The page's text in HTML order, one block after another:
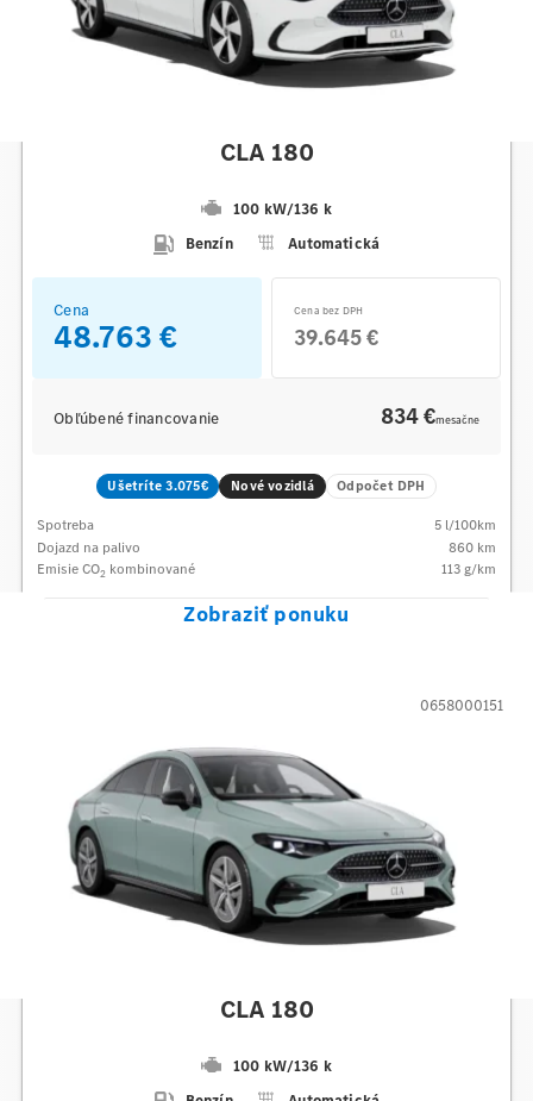
CLA 180
100 kW/136 k
Benzín
Automatická
Cena
48.763 €
Cena bez DPH
39.645 €
Obľúbené financovanie 834 €mesačne
Ušetríte 3.075€ Nové vozidlá Odpočet DPH
Spotreba 5 l/100km
Dojazd na palivo
860 km
Emisie CO2 kombinované 113g/km
Zobraziť ponuku
CLA 180
100 kW/136 k
0658000151